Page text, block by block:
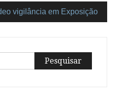
vigilância em Exposição